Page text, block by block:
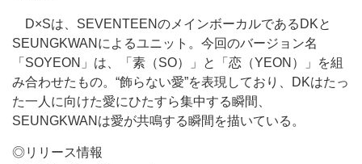
D×Sは、SEVENTEENのメインボーカルであるDKと
SEUNGKWANによるユニット。今回のバージョン名
「SOYEON」は、「素（SO）」と「恋（YEON）」を組
み合わせたもの。“飾らない愛”を表現しており、DKはたっ
た一人に向けた愛にひたすら集中する瞬間、
SEUNGKWANは愛が共鳴する瞬間を描いている。
◎リリース情報